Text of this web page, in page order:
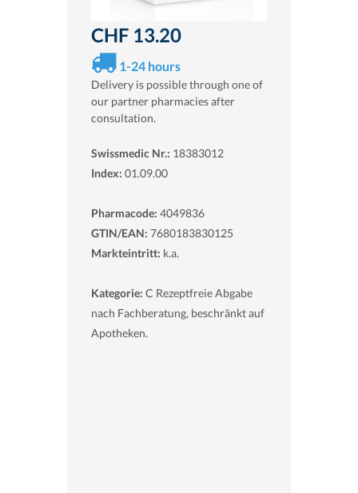
CHF 13.20
1-24 hours
Delivery is possible through one of
our partner pharmacies after
consultation.
Swissmedic Nr.: 18383012
Index: 01.09.00
Pharmacode: 4049836
GTIN/EAN: 7680183830125
Markteintritt: k.a.
Kategorie: C Rezeptfreie Abgabe
nach Fachberatung, beschränkt auf
Apotheken.